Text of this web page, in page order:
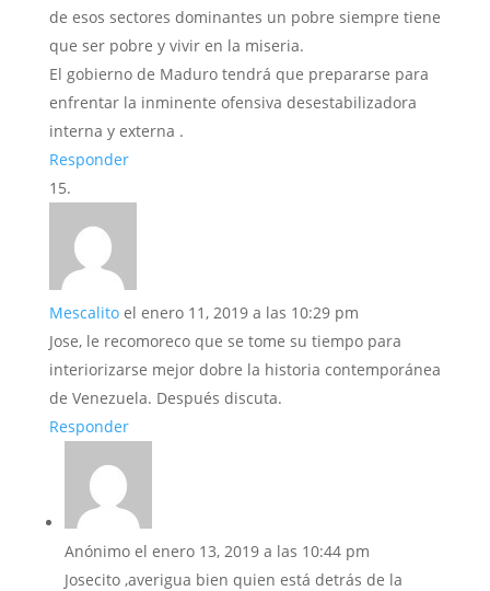
de esos sectores dominantes un pobre siempre tiene
que ser pobre y vivir en la miseria.
El gobierno de Maduro tendrá que prepararse para
enfrentar la inminente ofensiva desestabilizadora
interna y externa .
Responder
Mescalito el enero 11, 2019 a las 10:29 pm
Jose, le recomoreco que se tome su tiempo para
interiorizarse mejor dobre la historia contemporánea
de Venezuela. Después discuta.
Responder
Anónimo el enero 13, 2019 a las 10:44 pm
Josecito ,averigua bien quien está detrás de la